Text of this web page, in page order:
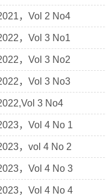
，Vol 2 No4
，Vol 3 No1
，Vol 3 No2
，Vol 3 No3
3 No4
，Vol 4 No 1
，vol 4 No 2
，Vol 4 No 3
，Vol 4 No 4